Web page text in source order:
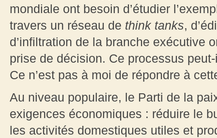
mondiale ont besoin d’étudier
travers un réseau de think tanks,
d’infiltration de la branche exécutive
prise de décision. Ce processus
Ce n’est pas à moi de répondre à
Au niveau populaire, le Parti de la
exigences économiques : réduire le
les activités domestiques utiles et